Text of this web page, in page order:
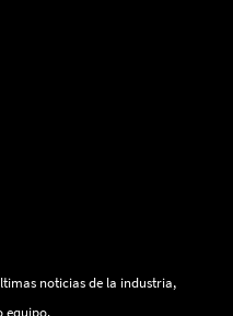
noticias de la industria,